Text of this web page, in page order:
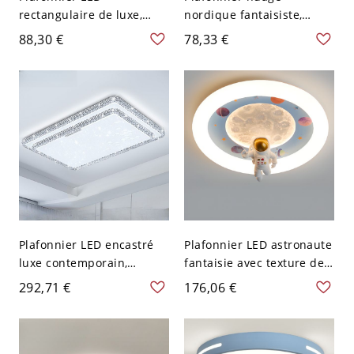
rectangulaire de luxe,
abat-jour acrylique étoilé
avec bordure style cristal
- 110 V-120 V Blanc
88,30 €
nordique fantaisiste,
luminaire LED encastré,
lampe créative pour
chambre d’enfant - Blanc
110 V-120 V Blanc Nuage
78,33 €
Plafonnier LED encastré
luxe contemporain,
luminaire en acrylique
style cristal avec accents
dorés et motif feuille de
292,71 €
Plafonnier LED astronaute
fantaisie avec texture de
lune 3D pour chambre
d’enfant et salle de jeux -
Bleu 110 V-120 V
Gradation à trois niveaux
176,06 €